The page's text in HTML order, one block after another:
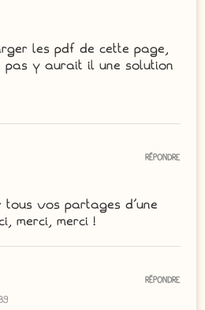
les pdf de cette page,
pas y aurait il une solution
vos partages d’une
merci, merci !
RÉPONDRE
RÉPONDRE